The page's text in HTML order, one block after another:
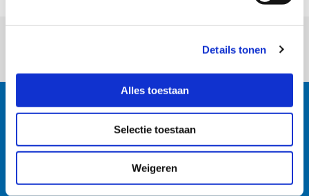
Details tonen
Alles toestaan
Selectie toestaan
Weigeren
06 - 5326 6060
Multi Trade BV
1608 EK Wijdenes